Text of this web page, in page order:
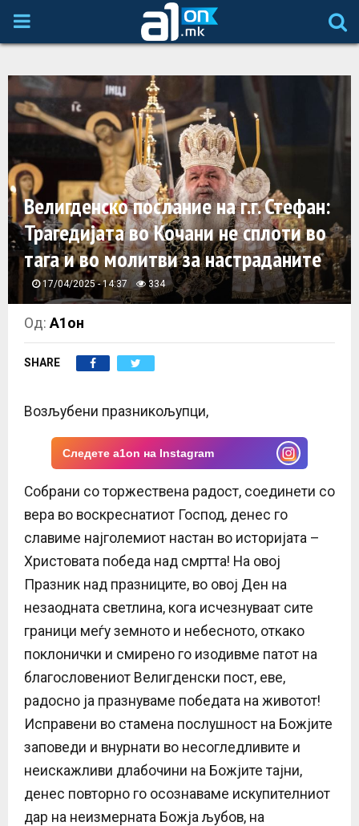
P
I
A
R
Y
M
E
N
Велигденско послание на г.г. Стефан:
Трагедијата во Кочани не сплоти во
тага и во молитви за настраданите
17/04/2025 - 14:37 334
Од:А1он
SHARE
Возљубени празникољупци,
Следете a1on на Instagram
Собрани со торжествена радост, соединети со
вера во воскреснатиот Господ, денес го
славиме најголемиот настан во историјата –
Христовата победа над смртта! На овој
Празник над празниците, во овој Ден на
незаодната светлина, кога исчезнуваат сите
граници меѓу земното и небесното, откако
поклонички и смирено го изодивме патот на
благословениот Велигденски пост, еве,
радосно ја празнуваме победата на животот!
Исправени во стамена послушност на Божјите
заповеди и внурнати во несогледливите и
неискажливи длабочини на Божјите тајни,
денес повторно го осознаваме искупителниот
дар на неизмерната Божја љубов, на